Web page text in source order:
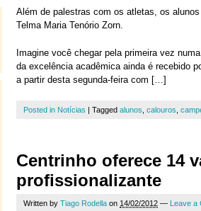
Além de palestras com os atletas, os
Telma Maria Tenório Zorn.
Imagine você chegar pela primeira vez
da excelência acadêmica ainda é recebido
a partir desta segunda-feira com […]
Posted in Notícias | Tagged alunos calouros
Centrinho oferece 14
profissionalizante
Written by Tiago Rodella on 14/02/2012 — Leave a